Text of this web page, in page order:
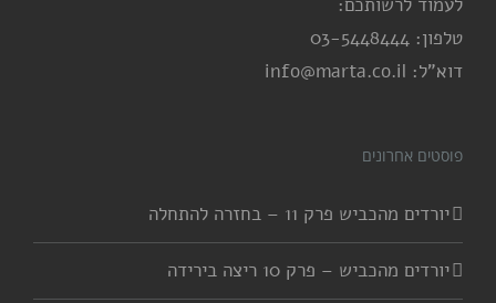
לעמוד לרשותכם:
טלפון: 03-5448444
דוא"ל: info@marta.co.il
פוסטים אחרונים
יורדים מהכביש פרק 11 – בחזרה להתחלה
יורדים מהכביש – פרק 10 ריצה בירידה